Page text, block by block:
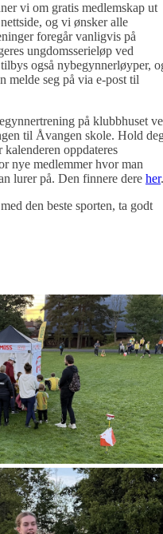
vi om gratis medlemskap ut
og vi ønsker alle
foregår vanligvis på
ungdomsserieløp ved
også nybegynnerløyper,
melde seg på via e-post til
på klubbhuset
til Åvangen skole. Hold
oppdateres
nye medlemmer hvor man
lurer på. Den finnere dere her.
den beste sporten, ta godt